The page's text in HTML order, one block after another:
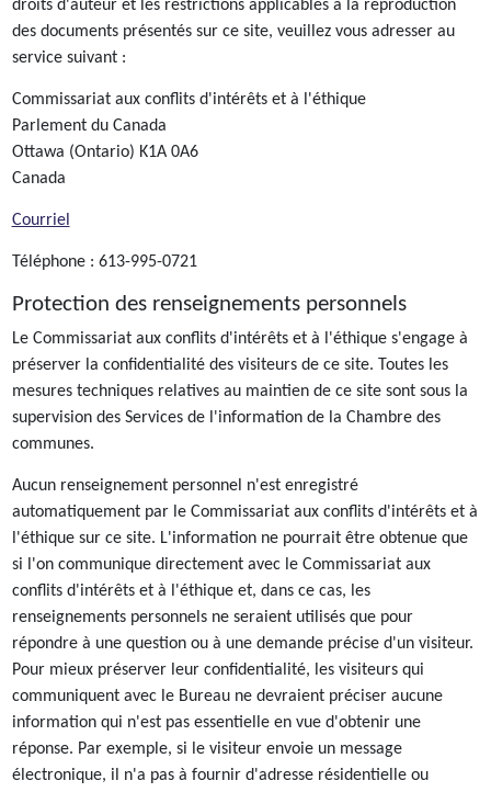
droits d'auteur et les restrictions applicables à la reproduction
des documents présentés sur ce site, veuillez vous adresser au
service suivant :
Commissariat aux conflits d'intérêts et à l'éthique
Parlement du Canada
Ottawa (Ontario) K1A 0A6
Canada
Courriel
Téléphone : 613-995-0721
Protection des renseignements personnels
Le Commissariat aux conflits d'intérêts et à l'éthique s'engage à
préserver la confidentialité des visiteurs de ce site. Toutes les
mesures techniques relatives au maintien de ce site sont sous la
supervision des Services de l'information de la Chambre des
communes.
Aucun renseignement personnel n'est enregistré
automatiquement par le Commissariat aux conflits d'intérêts et à
l'éthique sur ce site. L'information ne pourrait être obtenue que
si l'on communique directement avec le Commissariat aux
conflits d'intérêts et à l'éthique et, dans ce cas, les
renseignements personnels ne seraient utilisés que pour
répondre à une question ou à une demande précise d'un visiteur.
Pour mieux préserver leur confidentialité, les visiteurs qui
communiquent avec le Bureau ne devraient préciser aucune
information qui n'est pas essentielle en vue d'obtenir une
réponse. Par exemple, si le visiteur envoie un message
électronique, il n'a pas à fournir d'adresse résidentielle ou